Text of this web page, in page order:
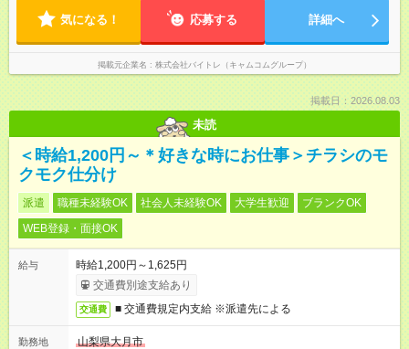
気になる！ 応募する 詳細へ
掲載元企業名 株式会社バイトレ（キャムコムグループ）
掲載日：2026.08.03
未読
＜時給1,200円～＊好きな時にお仕事＞チラシのモ
クモク仕分け
派遣 職種未経験OK 社会人未経験OK 大学生歓迎
ブランクOK
WEB登録・面接OK
給与
時給1,200円～1,625円
交通費別途支給あり
交通費 ■ 交通費規定内支給 ※派遣先による
勤務地
山梨県大月市